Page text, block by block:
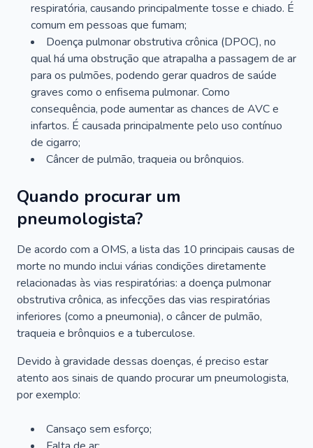
respiratória, causando principalmente tosse e chiado. É
comum em pessoas que fumam;
Doença pulmonar obstrutiva crônica (DPOC), no
qual há uma obstrução que atrapalha a passagem de ar
para os pulmões, podendo gerar quadros de saúde
graves como o enfisema pulmonar. Como
consequência, pode aumentar as chances de AVC e
infartos. É causada principalmente pelo uso contínuo
de cigarro;
Câncer de pulmão, traqueia ou brônquios.
Quando procurar um
pneumologista?
De acordo com a OMS, a lista das 10 principais causas de
morte no mundo inclui várias condições diretamente
relacionadas às vias respiratórias: a doença pulmonar
obstrutiva crônica, as infecções das vias respiratórias
inferiores (como a pneumonia), o câncer de pulmão,
traqueia e brônquios e a tuberculose.
Devido à gravidade dessas doenças, é preciso estar
atento aos sinais de quando procurar um pneumologista,
por exemplo:
Cansaço sem esforço;